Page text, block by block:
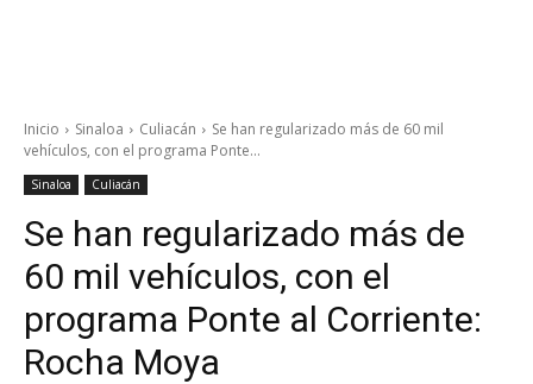
Inicio Sinaloa Culiacán
Se han regularizado más de 60 mil
vehículos, con el programa Ponte...
Sinaloa Culiacán
Se han regularizado más de
60 mil vehículos, con el
programa Ponte al Corriente:
Rocha Moya